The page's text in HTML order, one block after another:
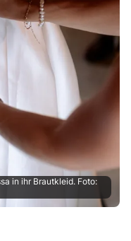
in ihr Brautkleid. Foto: